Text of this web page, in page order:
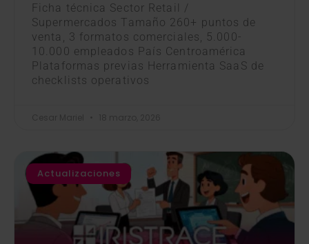
Ficha técnica Sector Retail /
Supermercados Tamaño 260+ puntos de
venta, 3 formatos comerciales, 5.000-
10.000 empleados País Centroamérica
Plataformas previas Herramienta SaaS de
checklists operativos
Actualizaciones